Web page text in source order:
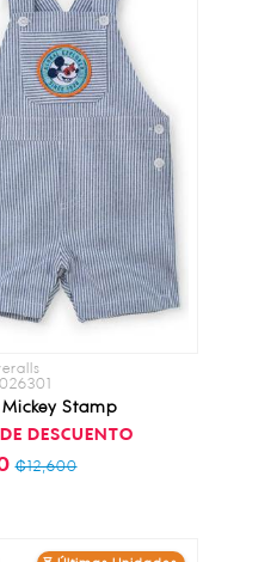
Stamp
DESCUENTO
₡12,600